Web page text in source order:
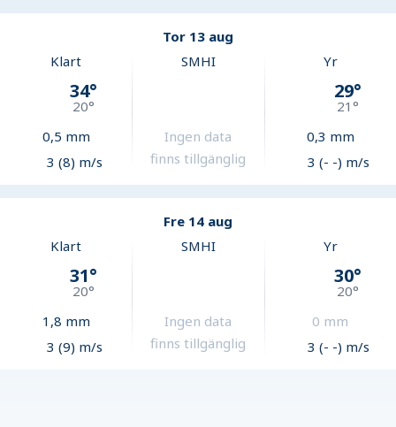
Tor 13 aug
Klart
34°
20°
0,5 mm
3 (8) m/s
SMHI
Ingen data
finns tillgänglig
Yr
29°
21°
0,3 mm
3 (- -) m/s
Fre 14 aug
Klart
31°
20°
1,8 mm
3 (9) m/s
SMHI
Ingen data
finns tillgänglig
Yr
30°
20°
0 mm
3 (- -) m/s